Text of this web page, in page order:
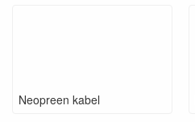
Neopreen kabel